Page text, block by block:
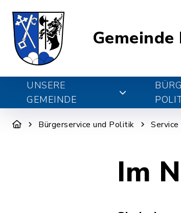
Gemeinde
UNSERE
GEMEINDE
Bürgerservice und Politik Service
Im